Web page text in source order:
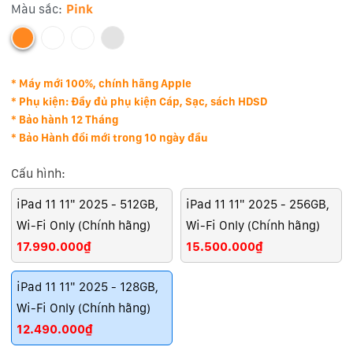
Màu sắc: Pink
* Máy mới 100%, chính hãng Apple
* Phụ kiện: Đầy đủ phụ kiện Cáp, Sạc, sách HDSD
* Bảo hành 12 Tháng
* Bảo Hành đổi mới trong 10 ngày đầu
Cấu hình:
iPad 11 11" 2025 - 512GB,
Wi-Fi Only (Chính hãng)
17.990.000₫
iPad 11 11" 2025 - 256GB,
Wi-Fi Only (Chính hãng)
15.500.000₫
iPad 11 11" 2025 - 128GB,
Wi-Fi Only (Chính hãng)
12.490.000₫